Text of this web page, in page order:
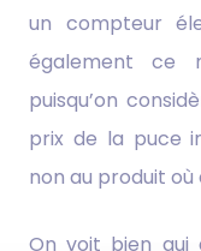
un compteur
également ce
puisqu’on
prix de la puce
non au produit
On voit bien qui